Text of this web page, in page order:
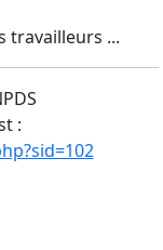
travailleurs ...
: